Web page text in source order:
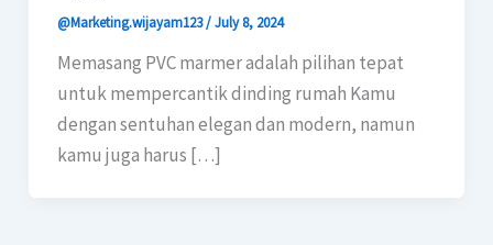
@Marketing.wijayam123/July 8, 2024
Memasang PVC marmer adalah pilihan tepat
untuk mempercantik dinding rumah Kamu
dengan sentuhan elegan dan modern, namun
kamu juga harus […]